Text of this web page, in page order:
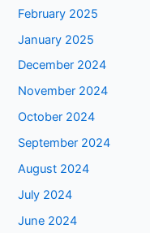
February 2025
January 2025
December 2024
November 2024
October 2024
September 2024
August 2024
July 2024
June 2024